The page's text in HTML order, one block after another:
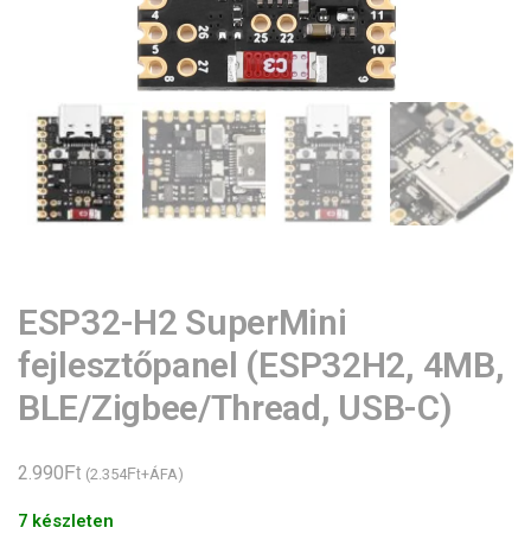
ESP32-H2 SuperMini
fejlesztőpanel (ESP32H2, 4MB,
BLE/Zigbee/Thread, USB-C)
2.990Ft (2.354Ft+ÁFA)
7 készleten